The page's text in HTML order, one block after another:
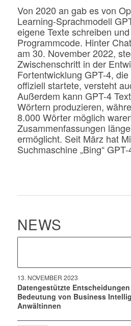
Von 2020 an gab es von
Learning-Sprachmodell
eigene Texte schreiben
Programmcode. Hinter
am 30. November 2022,
Zwischenschritt in der
Fortentwicklung GPT-4,
offiziell startete, versteht
Außerdem kann GPT-4
Wörtern produzieren,
8.000 Wörter möglich
Zusammenfassungen
ermöglicht. Seit März hat
Suchmaschine „Bing“
NEWS
13. NOVEMBER 2023
Datengestützte
Bedeutung von Business
Anwältinnen